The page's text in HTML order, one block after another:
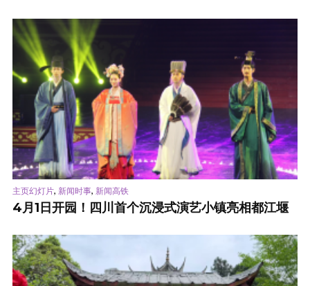
主页幻灯片, 新闻时事, 新闻高铁
4月1日开园！四川首个沉浸式演艺小镇亮相都江堰